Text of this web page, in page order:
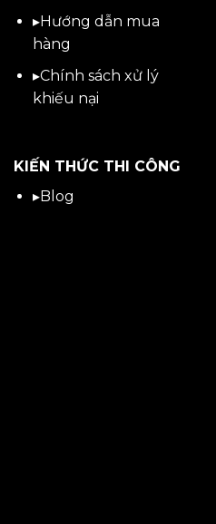
▸Hướng dẫn mua
hàng
▸Chính sách xử lý
khiếu nại
KIẾN THỨC THI CÔNG
▸Blog